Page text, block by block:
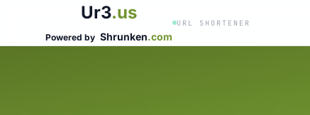
Ur3.us
Powered by Shrunken.com
URL SHORTENER